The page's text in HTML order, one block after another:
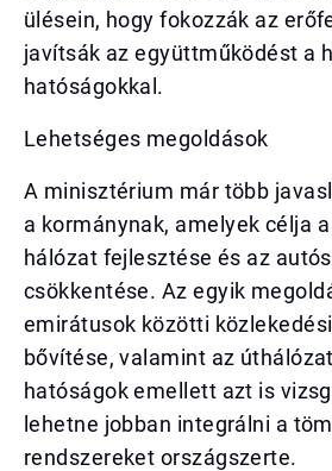
ülésein, hogy fokozzák az
javítsák az együttműködést a
hatóságokkal.
Lehetséges megoldások
A minisztérium már több
a kormánynak, amelyek célja
hálózat fejlesztése és az
csökkentése. Az egyik
emirátusok közötti
bővítése, valamint az
hatóságok emellett azt is
lehetne jobban integrálni a
rendszereket országszerte.